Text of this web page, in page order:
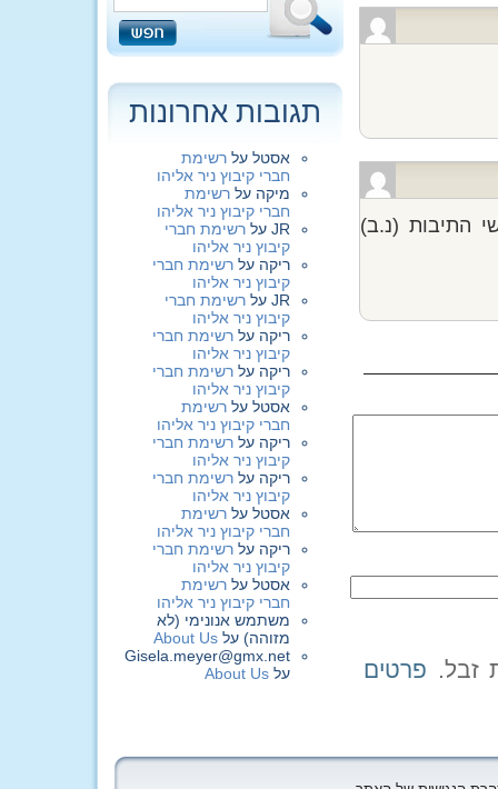
התיבות (נ.ב)
פרטים
תגובות אחרונות
אסטל על רשימת
חברי קיבוץ ניר אליהו
מיקה על רשימת
חברי קיבוץ ניר אליהו
JR על רשימת חברי
קיבוץ ניר אליהו
ריקה על רשימת חברי
קיבוץ ניר אליהו
JR על רשימת חברי
קיבוץ ניר אליהו
ריקה על רשימת חברי
קיבוץ ניר אליהו
ריקה על רשימת חברי
קיבוץ ניר אליהו
אסטל על רשימת
חברי קיבוץ ניר אליהו
ריקה על רשימת חברי
קיבוץ ניר אליהו
ריקה על רשימת חברי
קיבוץ ניר אליהו
אסטל על רשימת
חברי קיבוץ ניר אליהו
ריקה על רשימת חברי
קיבוץ ניר אליהו
אסטל על רשימת
חברי קיבוץ ניר אליהו
משתמש אנונימי (לא
מזוהה) על About Us
Gisela.meyer@gmx.net
על About Us